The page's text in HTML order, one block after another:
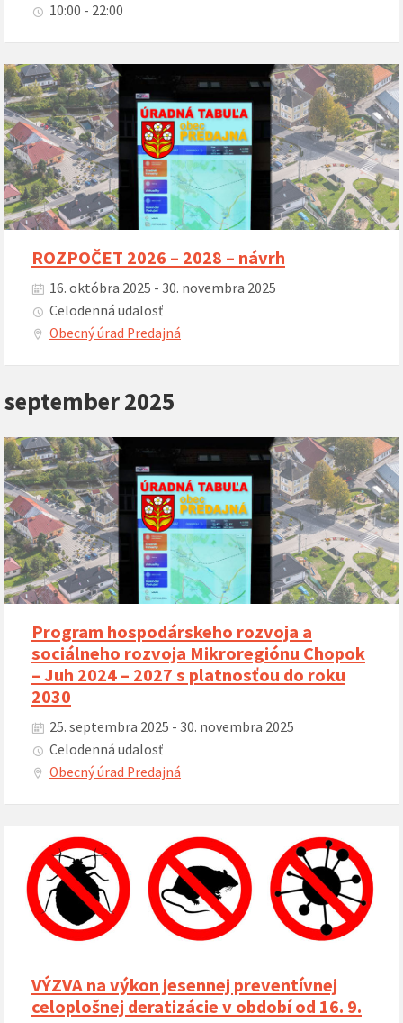
10:00 - 22:00
ROZPOČET 2026 – 2028 – návrh
16. októbra 2025 - 30. novembra 2025
Celodenná udalosť
Obecný úrad Predajná
september 2025
Program hospodárskeho rozvoja a
sociálneho rozvoja Mikroregiónu Chopok
– Juh 2024 – 2027 s platnosťou do roku
2030
25. septembra 2025 - 30. novembra 2025
Celodenná udalosť
Obecný úrad Predajná
VÝZVA na výkon jesennej preventívnej
celoplošnej deratizácie v období od 16. 9.